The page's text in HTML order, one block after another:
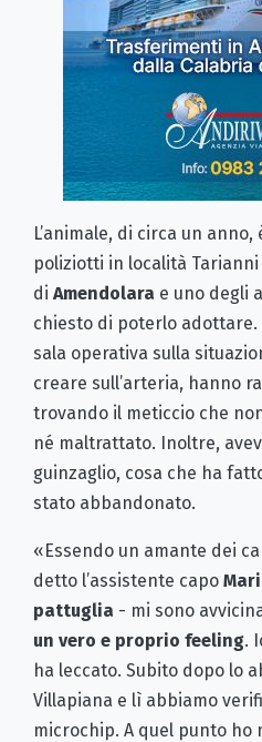
L’animale, di circa un
poliziotti in località
di Amendolara e uno degli
chiesto di poterlo
sala operativa sulla
creare sull’arteria, hanno
trovando il meticcio che
né maltrattato. Inoltre,
guinzaglio, cosa che ha
stato abbandonato.
«Essendo un amante dei
detto l’assistente capo
pattuglia - mi sono
un vero e proprio feeling.
ha leccato. Subito dopo lo
Villapiana e lì abbiamo
microchip. A quel punto